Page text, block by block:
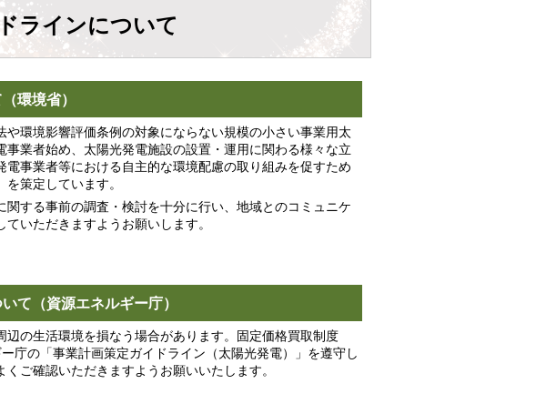
ラインについて
環境省）
環境影響評価条例の対象にならない規模の小さい事業用太
業者始め、太陽光発電施設の設置・運用に関わる様々な立
事業者等における自主的な環境配慮の取り組みを促すため
策定しています。
する事前の調査・検討を十分に行い、地域とのコミュニケ
いただきますようお願いします。
て（資源エネルギー庁）
の生活環境を損なう場合があります。固定価格買取制度
庁の「事業計画策定ガイドライン（太陽光発電）」を遵守し
ご確認いただきますようお願いいたします。